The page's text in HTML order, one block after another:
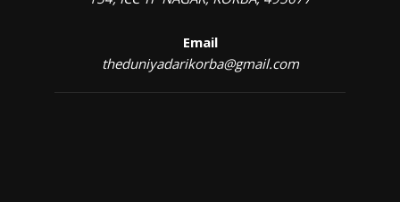
Email
theduniyadarikorba@gmail.com